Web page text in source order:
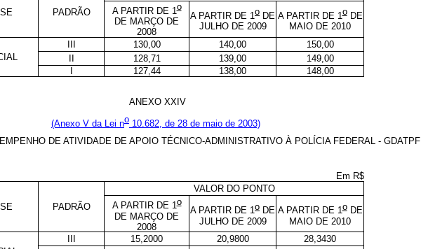
PADRÃO
A PARTIR DE 1o
DE MARÇO DE
2008
A PARTIR DE 1o DE
JULHO DE 2009
A PARTIR DE 1oDE
MAIO DE 2010
130,00 140,00
150,00
128,71 139,00
149,00
127,44 138,00 148,00
ANEXO XXIV
(Anexo V da Lei no 10.682, de 28 de maio de 2003)
DE ATIVIDADE DE APOIO TÉCNICO-ADMINISTRATIVO À POLÍCIA FEDERAL - GDATPF
Em R$
PADRÃO
VALOR DO PONTO
A PARTIR DE 1o
DE MARÇO DE
2008
A PARTIR DE 1o DE
JULHO DE 2009
A PARTIR DE 1oDE
MAIO DE 2010
15,2000 20,9800
28,3430